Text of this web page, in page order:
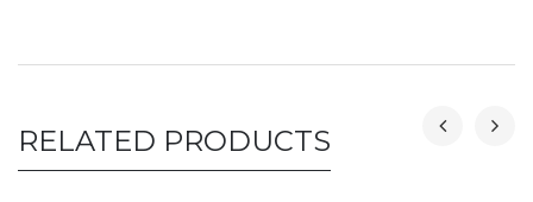
RELATED PRODUCTS